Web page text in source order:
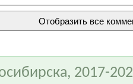
2017-